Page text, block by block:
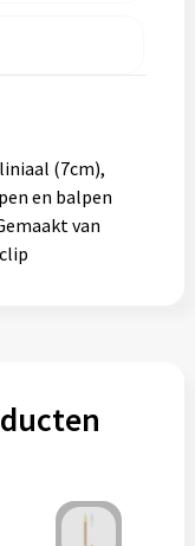
(7cm),
en balpen
van